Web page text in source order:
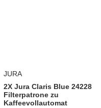
JURA
2X Jura Claris Blue 24228
Filterpatrone zu
Kaffeevollautomat